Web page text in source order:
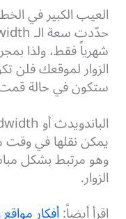
العيب الكبير في
شهرياً فقط، ولذا
الزوار لموقعك فلن
ستكون في حالة قمت
يمكن نقلها في وقت
وهو مرتبط بشكل
الزوار.